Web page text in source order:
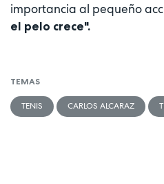
importancia al pequeño
el pelo crece".
TEMAS
TENIS CARLOS ALCARAZ